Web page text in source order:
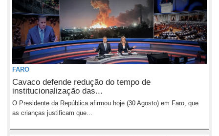
FARO
Cavaco defende redução do tempo de
institucionalização das...
O Presidente da República afirmou hoje (30 Agosto) em Faro, que
as crianças justificam que...